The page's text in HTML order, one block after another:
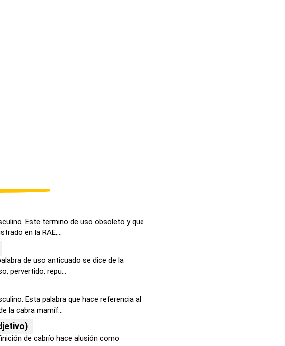
Este termino de uso obsoleto y que
en la RAE,...
de uso anticuado se dice de la
pervertido, repu...
Esta palabra que hace referencia al
la cabra mamíf...
de cabrío hace alusión como